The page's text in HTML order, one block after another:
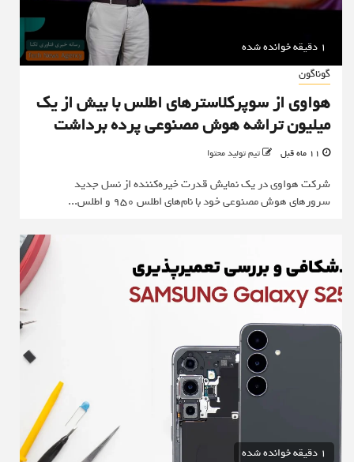
1 دقیقه خوانده شده
گوناگون
هواوی از سوپرکلاسترهای اطلس با بیش از یک
میلیون تراشه هوش مصنوعی پرده برداشت
تیم تولید محتوا
شرکت هواوی در یک نمایش قدرت خیره‌کننده از نسل جدید
سرورهای هوش مصنوعی خود با نام‌های اطلس ۹۵۰ و اطلس...
1 دقیقه خوانده شده